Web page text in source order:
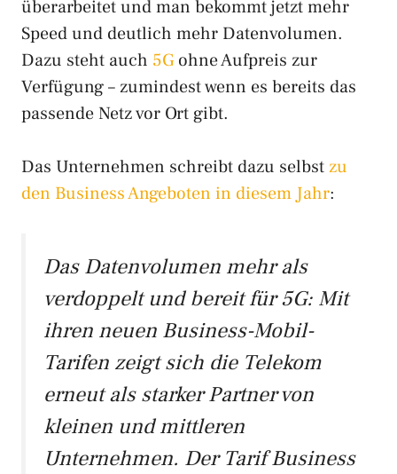
überarbeitet und man bekommt jetzt mehr
Speed und deutlich mehr Datenvolumen.
Dazu steht auch 5G ohne Aufpreis zur
Verfügung – zumindest wenn es bereits das
passende Netz vor Ort gibt.
Das Unternehmen schreibt dazu selbstzu
den Business Angeboten in diesem Jahr:
Das Datenvolumen mehr als
verdoppelt und bereit für 5G: Mit
ihren neuen Business-Mobil-
Tarifen zeigt sich die Telekom
erneut als starker Partner von
kleinen und mittleren
Unternehmen. Der Tarif Business